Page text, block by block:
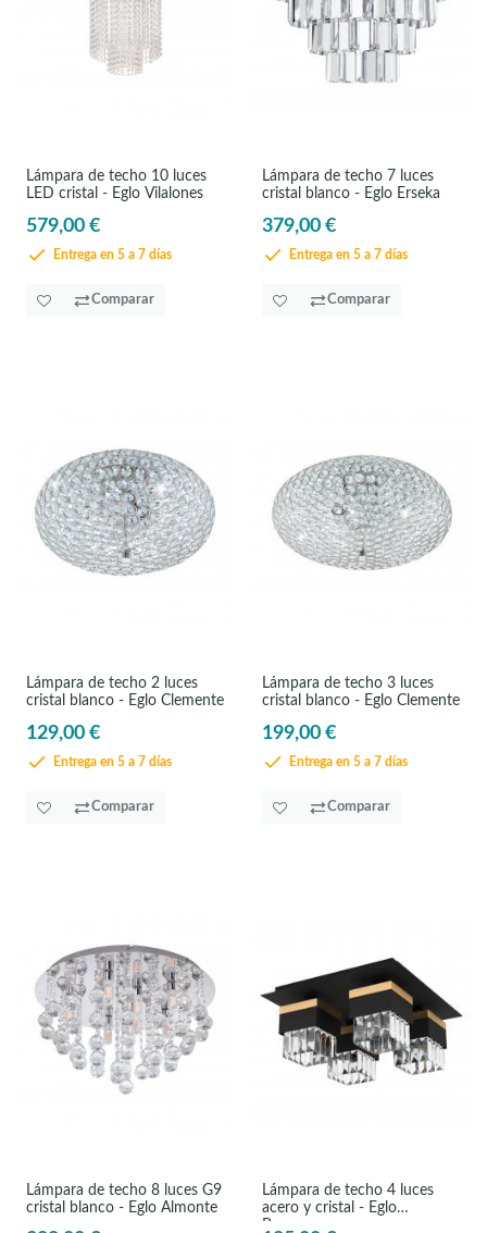
Lámpara de techo 10 luces
LED cristal - Eglo Vilalones
579,00 €
Entrega en 5 a 7 días
Comparar
Lámpara de techo 7 luces
cristal blanco - Eglo Erseka
379,00 €
Entrega en 5 a 7 días
Comparar
Lámpara de techo 2 luces
cristal blanco - Eglo Clemente
129,00 €
Entrega en 5 a 7 días
Comparar
Lámpara de techo 3 luces
cristal blanco - Eglo Clemente
199,00 €
Entrega en 5 a 7 días
Comparar
Lámpara de techo 8 luces G9
cristal blanco - Eglo Almonte
Lámpara de techo 4 luces
acero y cristal - Eglo
Barrancas